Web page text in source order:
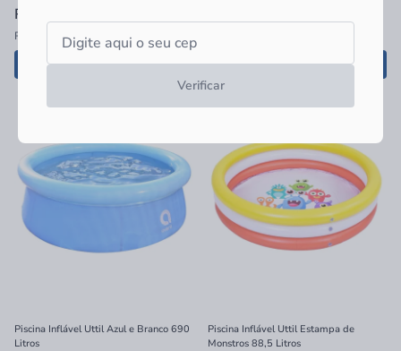
Verificar
R$ 34,90
R$ 34,90 no PIX
Adicionar
Adicionar
Piscina Inflável Uttil Azul e Branco 690
Litros
Piscina Inflável Uttil Estampa de
Monstros 88,5 Litros